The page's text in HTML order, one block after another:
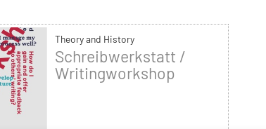
Theory and History
Schreibwerkstatt /
Writingworkshop